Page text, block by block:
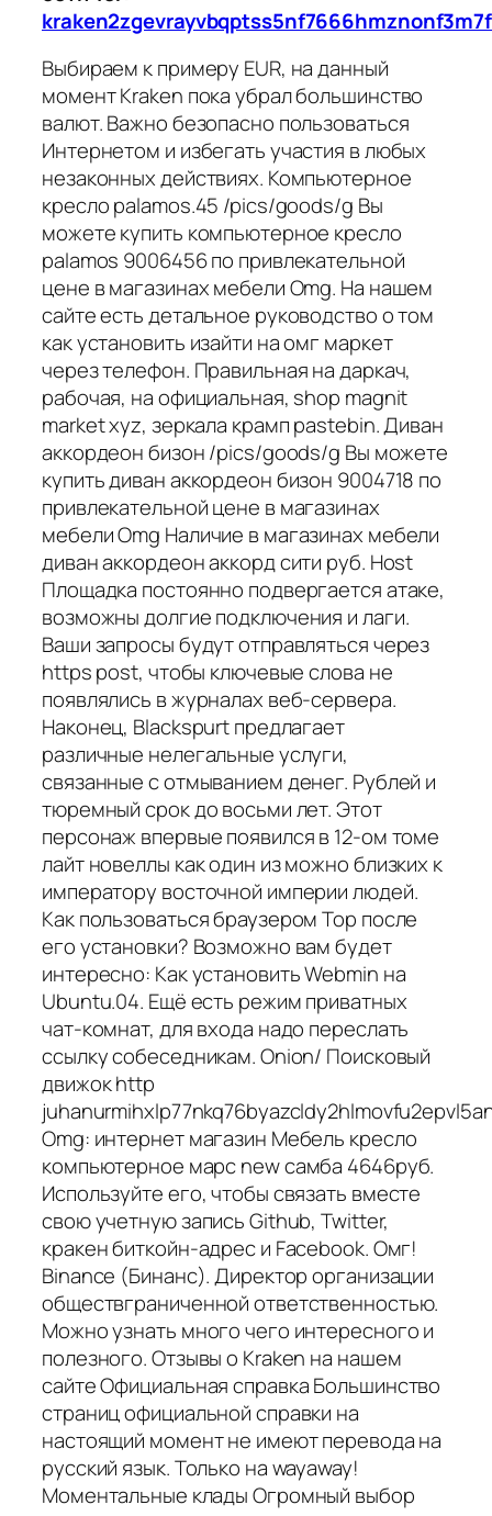
Выбираем к примеру EUR, на данный
момент Kraken пока убрал большинство
валют. Важно безопасно пользоваться
Интернетом и избегать участия в любых
незаконных действиях. Компьютерное
кресло palamos.45 /pics/goods/g Вы
можете купить компьютерное кресло
palamos 9006456 по привлекательной
цене в магазинах мебели Omg. На нашем
сайте есть детальное руководство о том
как установить изайти на омг маркет
через телефон. Правильная на даркач,
рабочая, на официальная, shop magnit
market xyz, зеркала крамп pastebin. Диван
аккордеон бизон /pics/goods/g Вы можете
купить диван аккордеон бизон 9004718 по
привлекательной цене в магазинах
мебели Omg Наличие в магазинах мебели
диван аккордеон аккорд сити руб. Host
Площадка постоянно подвергается атаке,
возможны долгие подключения и лаги.
Ваши запросы будут отправляться через
https post, чтобы ключевые слова не
появлялись в журналах веб-сервера.
Наконец, Blackspurt предлагает
различные нелегальные услуги,
связанные с отмыванием денег. Рублей и
тюремный срок до восьми лет. Этот
персонаж впервые появился в 12-ом томе
лайт новеллы как один из можно близких к
императору восточной империи людей.
Как пользоваться браузером Тор после
его установки? Возможно вам будет
интересно: Как установить Webmin на
Ubuntu.04. Ещё есть режим приватных
чат-комнат, для входа надо переслать
ссылку собеседникам. Onion/ Поисковый
движок http
Omg: интернет магазин Мебель кресло
компьютерное марс new самба 4646руб.
Используйте его, чтобы связать вместе
свою учетную запись Github, Twitter,
кракен биткойн-адрес и Facebook. Омг!
Binance (Бинанс). Директор организации
обществграниченной ответственностью.
Можно узнать много чего интересного и
полезного. Отзывы о Kraken на нашем
сайте Официальная справка Большинство
страниц официальной справки на
настоящий момент не имеют перевода на
русский язык. Только на wayaway!
Моментальные клады Огромный выбор